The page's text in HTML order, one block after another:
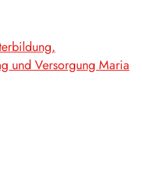
und Versorgung Maria